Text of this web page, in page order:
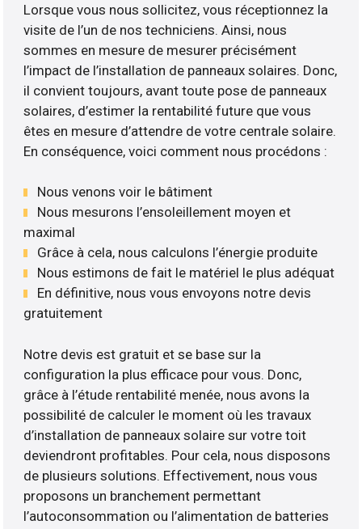
Lorsque vous nous sollicitez, vous réceptionnez la
visite de l’un de nos techniciens. Ainsi, nous
sommes en mesure de mesurer précisément
l’impact de l’installation de panneaux solaires. Donc,
il convient toujours, avant toute pose de panneaux
solaires, d’estimer la rentabilité future que vous
êtes en mesure d’attendre de votre centrale solaire.
En conséquence, voici comment nous procédons :
Nous venons voir le bâtiment
Nous mesurons l’ensoleillement moyen et
maximal
Grâce à cela, nous calculons l’énergie produite
Nous estimons de fait le matériel le plus adéquat
En définitive, nous vous envoyons notre devis
gratuitement
Notre devis est gratuit et se base sur la
configuration la plus efficace pour vous. Donc,
grâce à l’étude rentabilité menée, nous avons la
possibilité de calculer le moment où les travaux
d’installation de panneaux solaire sur votre toit
deviendront profitables. Pour cela, nous disposons
de plusieurs solutions. Effectivement, nous vous
proposons un branchement permettant
l’autoconsommation ou l’alimentation de batteries